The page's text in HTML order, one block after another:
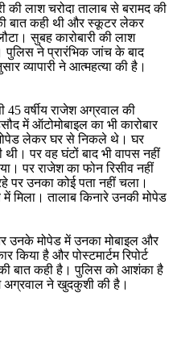
की लाश चरोदा तालाब से बरामद की
बात कही थी और स्कूटर लेकर
सुबह कारोबारी की लाश
पुलिस ने प्रारंभिक जांच के बाद
व्यापारी ने आत्महत्या की है।
45 वर्षीय राजेश अग्रवाल की
में ऑटोमोबाइल का भी कारोबार
लेकर घर से निकले थे। घर
पर वह घंटों बाद भी वापस नहीं
पर राजेश का फोन रिसीव नहीं
पर उनका कोई पता नहीं चला।
मिला। तालाब किनारे उनकी मोपेड
उनके मोपेड में उनका मोबाइल और
है और पोस्टमार्टम रिपोर्ट
बात कही है। पुलिस को आशंका है
अग्रवाल ने खुदकुशी की है।